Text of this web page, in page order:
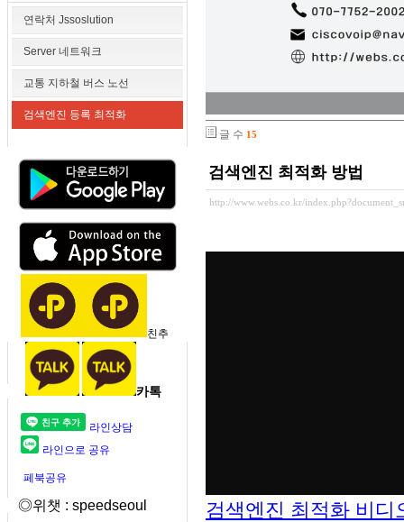
연락처 Jssoslution
Server 네트워크
교통 지하철 버스 노선
검색엔진 등록 최적화
친추
카톡
라인상담
라인으로 공유
페북공유
◎위챗 : speedseoul
글 수 15
검색엔진 최적화 방법
http://www.webs.co.kr/
검색엔진 최적화 비디